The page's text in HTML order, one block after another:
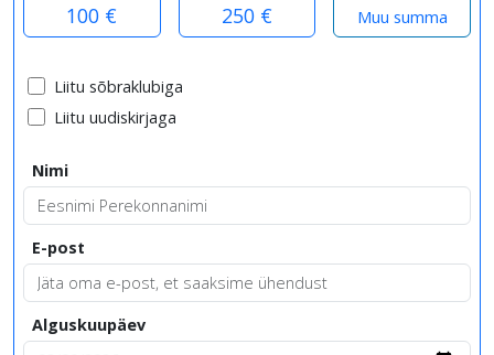
100 € 250 €
Liitu sõbraklubiga
Liitu uudiskirjaga
Nimi
E-post
Alguskuupäev